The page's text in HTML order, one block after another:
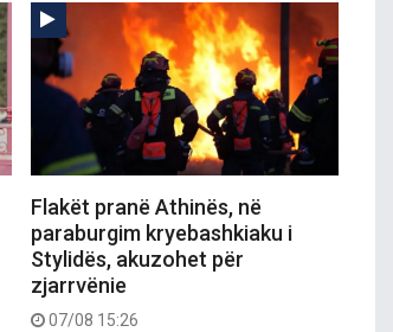
Flakët pranë Athinës, në
paraburgim kryebashkiaku i
Stylidës, akuzohet për
zjarrvënie
07/08 15:26